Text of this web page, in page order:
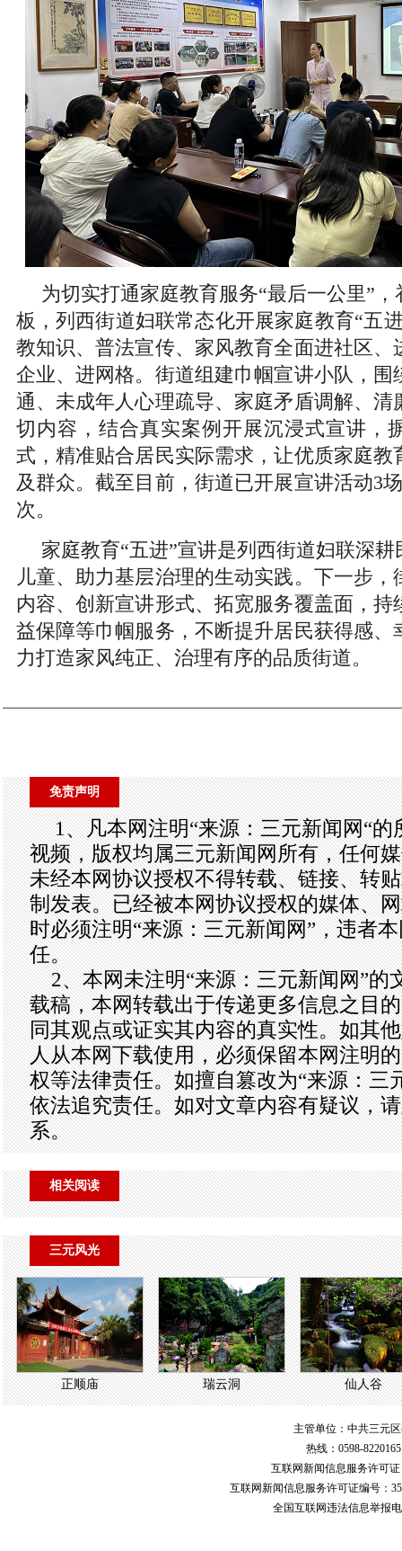
为切实打通家庭教育服务“最后一公里”
板，列西街道妇联常态化开展家庭教育“五
教知识、普法宣传、家风教育全面进社区、
企业、进网格。街道组建巾帼宣讲小队，围
通、未成年人心理疏导、家庭矛盾调解、清
切内容，结合真实案例开展沉浸式宣讲，
式，精准贴合居民实际需求，让优质家庭教
及群众。截至目前，街道已开展宣讲活动3
次。
家庭教育“五进”宣讲是列西街道妇联深
儿童、助力基层治理的生动实践。下一步
内容、创新宣讲形式、拓宽服务覆盖面，持
益保障等巾帼服务，不断提升居民获得感、
力打造家风纯正、治理有序的品质街道。
免责声明
1、凡本网注明“来源：三元新闻网“
视频，版权均属三元新闻网所有，任何
未经本网协议授权不得转载、链接、转
制发表。已经被本网协议授权的媒体、
时必须注明“来源：三元新闻网”，违者
任。
2、本网未注明“来源：三元新闻网”的
载稿，本网转载出于传递更多信息之目
同其观点或证实其内容的真实性。如其
人从本网下载使用，必须保留本网注明
权等法律责任。如擅自篡改为“来源：三
依法追究责任。如对文章内容有疑议，
系。
相关阅读
三元风光
正顺庙 瑞云洞 仙人谷
主管单位：中共三元
热线：0598-
互联网新闻信息服务许可证
互联网新闻信息服务许可证编号：
全国互联网违法信息举报